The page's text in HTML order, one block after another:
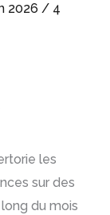
2026 / 4
les
sur des
du mois